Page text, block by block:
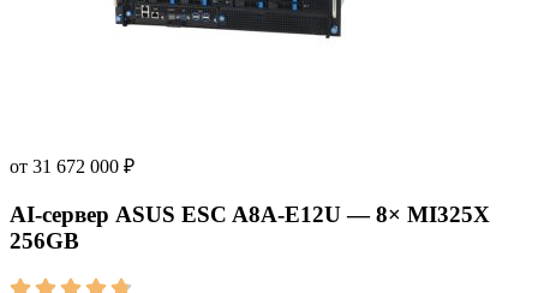
от 31 672 000 ₽
AI‑сервер ASUS ESC A8A-E12U — 8× MI325X
256GB